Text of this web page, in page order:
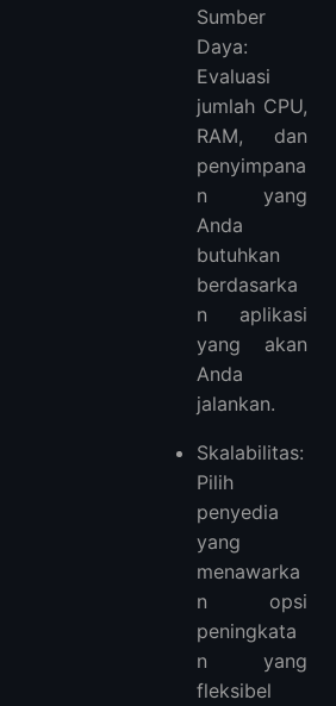
Sumber
Daya:
Evaluasi
jumlah CPU,
RAM, dan
penyimpana
n yang
Anda
butuhkan
berdasarka
n aplikasi
yang akan
Anda
jalankan.
Skalabilitas:
Pilih
penyedia
yang
menawarka
n opsi
peningkata
n yang
fleksibel